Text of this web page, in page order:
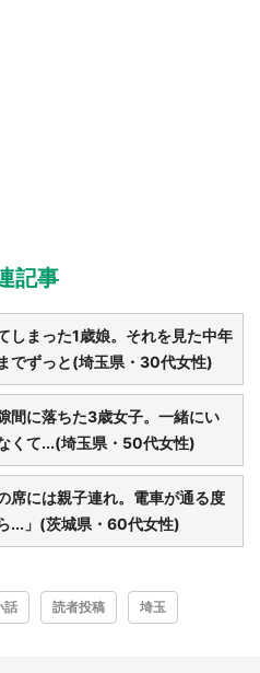
府選択
記事
しまった1歳娘。それを見た中年
でずっと(埼玉県・30代女性)
間に落ちた3歳女子。一緒にい
くて...(埼玉県・50代女性)
席には親子連れ。電車が通る度
...」(茨城県・60代女性)
話 読者投稿 埼玉